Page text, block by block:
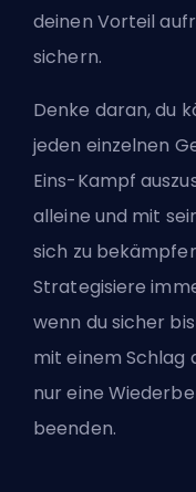
deinen Vorteil
sichern.
Denke daran, du
jeden einzelnen
Eins-Kampf
alleine und mit
sich zu
Strategisiere
wenn du sicher
mit einem Schlag
nur eine
beenden.